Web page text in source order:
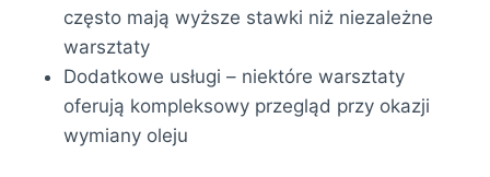
często mają wyższe stawki niż niezależne
warsztaty
Dodatkowe usługi – niektóre warsztaty
oferują kompleksowy przegląd przy okazji
wymiany oleju